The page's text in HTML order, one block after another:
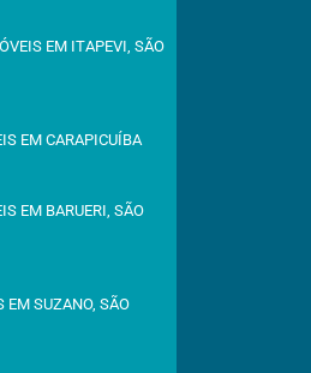
EM ITAPEVI, SÃO
EM CARAPICUÍBA
EM BARUERI, SÃO
EM SUZANO, SÃO